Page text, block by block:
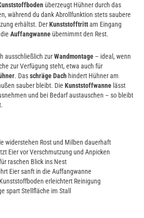
überzeugt Hühner durch das
während du dank Abrollfunktion stets saubere
erhältst. DerKunststofftrittam Eingang
Auffangwanne übernimmt den Rest.
ausschließlich zurWandmontage – ideal, wenn
zur Verfügung steht, etwa auch für
. Dasschräge Dach hindert Hühner am
sauber bleibt. Die Kunststoffwanne lässt
und bei Bedarf austauschen – so bleibt
widerstehen Rost und Milben dauerhaft
Eier vor Verschmutzung und Anpicken
raschen Blick ins Nest
Eier sanft in die Auffangwanne
erleichtert Reinigung
spart Stellfläche im Stall